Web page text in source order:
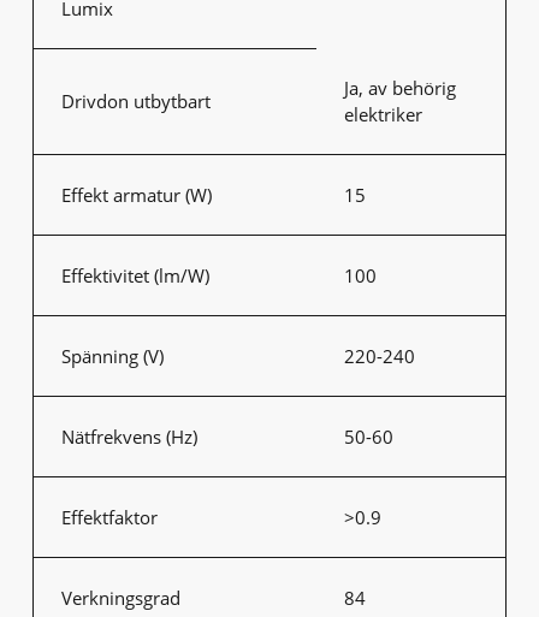
Lumix
Drivdon utbytbart
Ja, av behörig
elektriker
Effekt armatur (W) 15
Effektivitet (lm/W) 100
Spänning (V) 220-240
Nätfrekvens (Hz) 50-60
Effektfaktor >0.9
Verkningsgrad 84